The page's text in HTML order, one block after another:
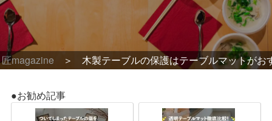
netjigyoubu@seneso.jp
受付時間：
18:30（日曜定休
匠magazine 木製テーブルの保護はテーブルマットがお
●お勧め記事